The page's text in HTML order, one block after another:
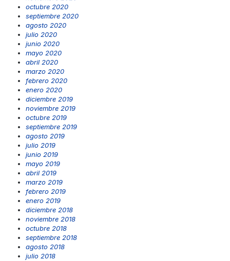
octubre 2020
septiembre 2020
agosto 2020
julio 2020
junio 2020
mayo 2020
abril 2020
marzo 2020
febrero 2020
enero 2020
diciembre 2019
noviembre 2019
octubre 2019
septiembre 2019
agosto 2019
julio 2019
junio 2019
mayo 2019
abril 2019
marzo 2019
febrero 2019
enero 2019
diciembre 2018
noviembre 2018
octubre 2018
septiembre 2018
agosto 2018
julio 2018